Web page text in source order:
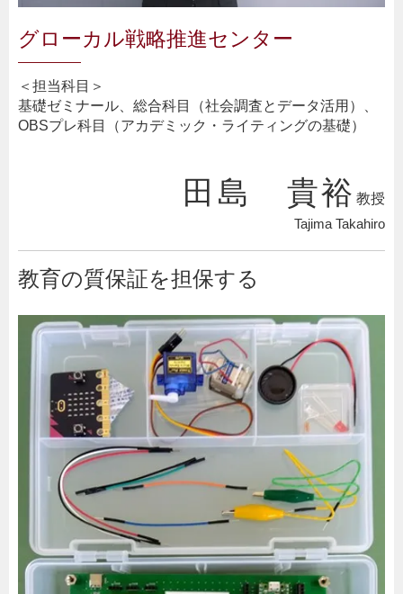
グローカル戦略推進センター
＜担当科目＞
基礎ゼミナール、総合科目（社会調査とデータ活用）、
OBSプレ科目（アカデミック・ライティングの基礎）
田島 貴裕 教授
Tajima Takahiro
教育の質保証を担保する